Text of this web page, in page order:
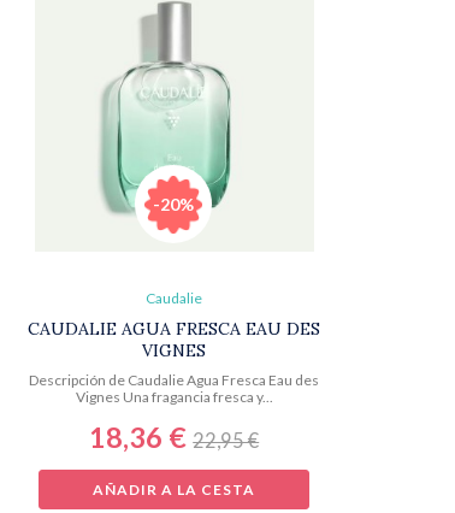
-20%
Caudalie
CAUDALIE AGUA FRESCA EAU DES
VIGNES
Descripción de Caudalie Agua Fresca Eau des
Vignes Una fragancia fresca y...
18,36 €22,95 €
AÑADIR A LA CESTA